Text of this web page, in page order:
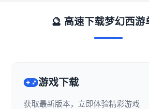
🔮 高速下载梦幻西游
游戏下载
获取最新版本，立即体验精彩游戏